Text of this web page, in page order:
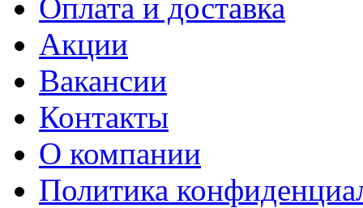
Оплата и доставка
Акции
Вакансии
Контакты
О компании
Политика